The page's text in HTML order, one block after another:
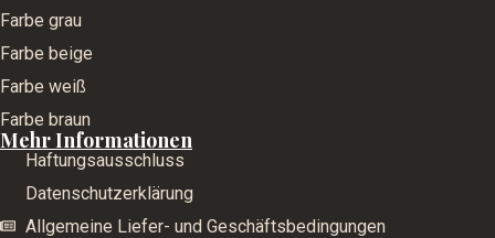
Farbe grau
Farbe beige
Farbe weiß
Farbe braun
Mehr Informationen
Haftungsausschluss
Datenschutzerklärung
Allgemeine Liefer- und Geschäftsbedingungen